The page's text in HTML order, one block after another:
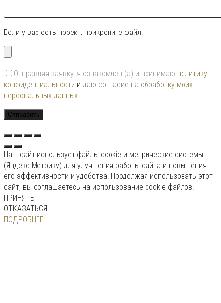
Если у вас есть проект, прикрепите файл:
Отправляя заявку, я ознакомлен (а) и принимаю политику
конфиденциальности и даю согласие на обработку моих
персональных данных
Наш сайт использует файлы cookie и метрические системы
(Яндекс Метрику) для улучшения работы сайта и повышения
его эффективности и удобства. Продолжая использовать этот
сайт, вы соглашаетесь на использование cookie-файлов.
ПРИНЯТЬ
ОТКАЗАТЬСЯ
ПОДРОБНЕЕ...